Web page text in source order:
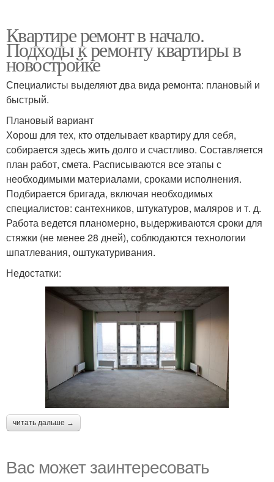
Квартире ремонт в начало.
Подходы к ремонту квартиры в
новостройке
Специалисты выделяют два вида ремонта: плановый и
быстрый.
Плановый вариант
Хорош для тех, кто отделывает квартиру для себя,
собирается здесь жить долго и счастливо. Составляется
план работ, смета. Расписываются все этапы с
необходимыми материалами, сроками исполнения.
Подбирается бригада, включая необходимых
специалистов: сантехников, штукатуров, маляров и т. д.
Работа ведется планомерно, выдерживаются сроки для
стяжки (не менее 28 дней), соблюдаются технологии
шпатлевания, оштукатуривания.
Недостатки:
читать дальше →
Вас может заинтересовать